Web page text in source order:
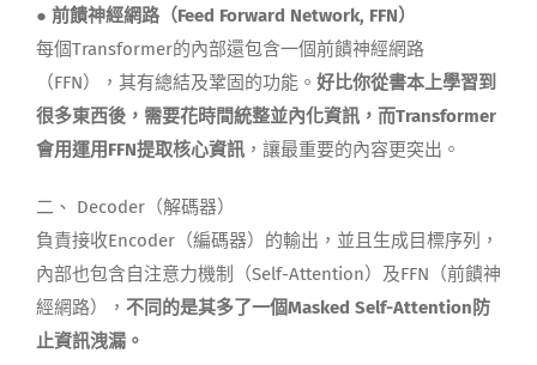
● 前饋神經網路（Feed Forward Network, FFN）
每個Transformer的內部還包含一個前饋神經網路
（FFN），其有總結及鞏固的功能。 好比你從書本上學習到
很多東西後，需要花時間統整並內化資訊，而Transformer
會用運用FFN提取核心資訊，讓最重要的內容更突出。
二、 Decoder（解碼器）
負責接收Encoder（編碼器） 的輸出，並且生成目標序列，
內部也包含自注意力機制（Self-Attention） 及FFN（前饋神
經網路） ， 不同的是其多了一個Masked Self-Attention防
止資訊洩漏。